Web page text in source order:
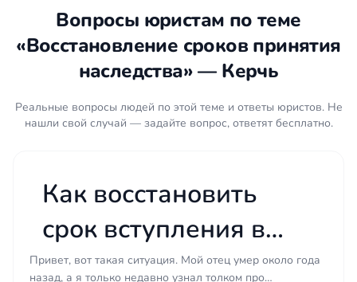
относят:
тяжёлую болезнь, беспомощное состояние
или длительное стационарное лечение;
незнание о смерти наследодателя при
отсутствии общения и проживании в
другом регионе или стране;
длительную командировку, экспедицию
или нахождение в местах лишения
свободы без связи.
Простое незнание закона, занятость или
нежелание заниматься оформлением
Вопросы юристам по теме
«Восстановление сроков принятия
наследства» — Керчь
Реальные вопросы людей по этой теме и ответы юристов. Не
нашли свой случай — задайте вопрос, ответят бесплатно.
Как восстановить
срок вступления в
наследство через суд,
Привет, вот такая ситуация. Мой отец умер около года
назад, а я только недавно узнал толком про